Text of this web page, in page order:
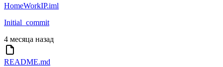
HomeWorkIP.iml
Initial_commit
4 месяца назад
README.md